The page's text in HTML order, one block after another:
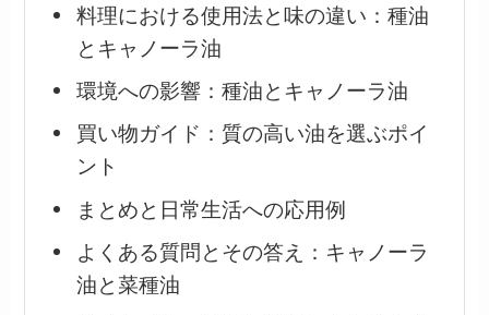
料理における使用法と味の違い：種油
とキャノーラ油
環境への影響：種油とキャノーラ油
買い物ガイド：質の高い油を選ぶポイ
ント
まとめと日常生活への応用例
よくある質問とその答え：キャノーラ
油と菜種油